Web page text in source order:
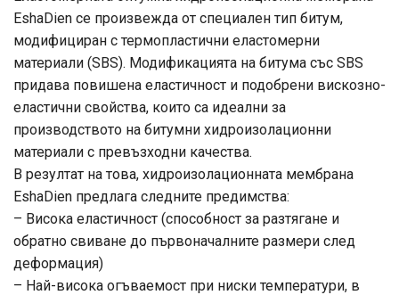
EshaDien се произвежда от специален тип битум,
модифициран с термопластични еластомерни
материали (SBS). Модификацията на битума със SBS
придава повишена еластичност и подобрени вискозно-
еластични свойства, които са идеални за
производството на битумни хидроизолационни
материали с превъзходни качества.
В резултат на това, хидроизолационната мембрана
EshaDien предлага следните предимства:
– Висока еластичност (способност за разтягане и
обратно свиване до първоначалните размери след
деформация)
– Най-висока огъваемост при ниски температури, в